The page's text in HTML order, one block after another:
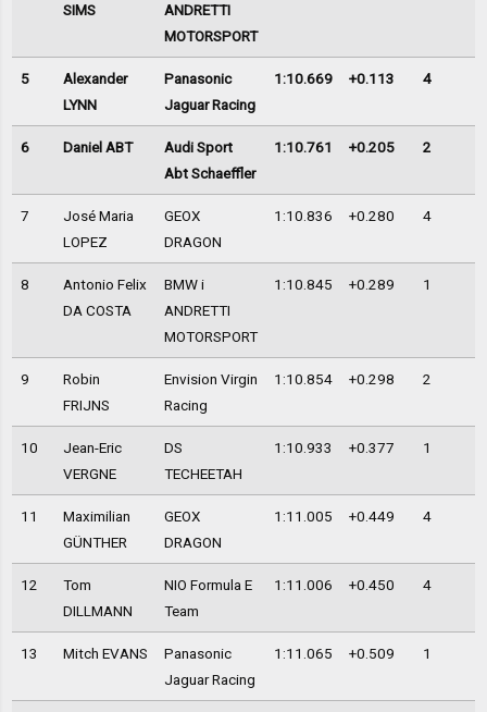
SIMS
ANDRETTI
MOTORSPORT
5
Alexander
LYNN
Panasonic
Jaguar Racing
1:10.669 +0.113 4
6 Daniel ABT
Audi Sport
Abt Schaeffler
1:10.761 +0.205 2
7
José Maria
LOPEZ
GEOX
DRAGON
1:10.836 +0.280 4
8
Antonio Felix
DA COSTA
BMW i
ANDRETTI
MOTORSPORT
1:10.845 +0.289 1
9
Robin
FRIJNS
Envision Virgin
Racing
1:10.854 +0.298 2
10
Jean-Eric
VERGNE
DS
TECHEETAH
1:10.933 +0.377 1
11
Maximilian
GÜNTHER
GEOX
DRAGON
1:11.005 +0.449 4
12
Tom
DILLMANN
NIO Formula E
Team
1:11.006 +0.450 4
13 Mitch EVANS
Panasonic
Jaguar Racing
1:11.065 +0.509 1